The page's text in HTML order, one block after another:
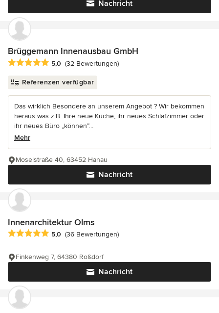
Nachricht
Brüggemann Innenausbau GmbH
Durchschnittliche Bewertung: 5 von 5 Sternen
5,0 (32 Bewertungen)
Referenzen verfügbar
Das wirklich Besondere an unserem Angebot ? Wir bekommen
heraus was z.B. Ihre neue Küche, ihr neues Schlafzimmer oder
ihr neues Büro „können“...
Mehr
Nachricht
Moselstraße 40, 63452 Hanau
Innenarchitektur Olms
Durchschnittliche Bewertung: 5 von 5 Sternen
5,0 (36 Bewertungen)
Nachricht
Finkenweg 7, 64380 Roßdorf